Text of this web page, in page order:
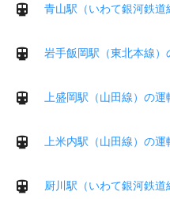
青山駅（いわて銀河鉄
岩手飯岡駅（東北本線）
上盛岡駅（山田線）の
上米内駅（山田線）の
厨川駅（いわて銀河鉄